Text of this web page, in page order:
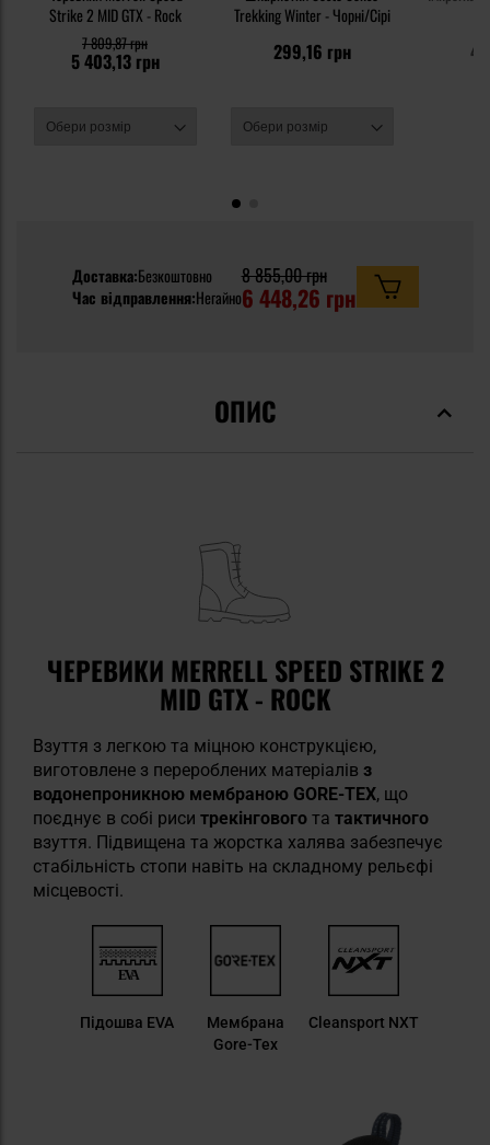
Strike 2 MID GTX - Rock
5 403,13 грн
7 809,87 грн
Trekking Winter - Чорні/Сірі
299,16 грн
Доставка:Безкоштовно
Час відправлення:Негайно
8 855,00 грн
6 448,26 грн
ОПИС
ЧЕРЕВИКИ MERRELL SPEED STRIKE 2
MID GTX - ROCK
Взуття з легкою та міцною конструкцією,
виготовлене з перероблених матеріалів з
водонепроникною мембраною GORE-TEX, що
поєднує в собі риси трекінгового та тактичного
взуття. Підвищена та жорстка халява забезпечує
стабільність стопи навіть на складному рельєфі
місцевості.
Підошва EVA
Мембрана
Gore-Tex
Cleansport NXT